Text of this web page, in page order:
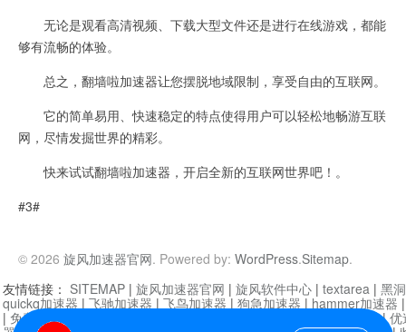
无论是观看高清视频、下载大型文件还是进行在线游戏，都能
够有流畅的体验。
总之，翻墙啦加速器让您摆脱地域限制，享受自由的互联网。
它的简单易用、快速稳定的特点使得用户可以轻松地畅游互联
网，尽情发掘世界的精彩。
快来试试翻墙啦加速器，开启全新的互联网世界吧！。
#3#
© 2026 旋风加速器官网. Powered by: WordPress.Sitemap.
友情链接： SITEMAP | 旋风加速器官网 | 旋风软件中心 | textarea | 黑
quickq加速器 | 飞驰加速器 | 飞鸟加速器 | 狗急加速器 | hammer加速器
| 免费vqn加速外网 迷雾通|优